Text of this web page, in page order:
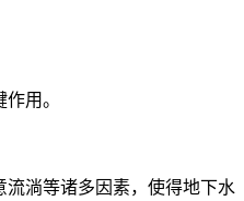
用。
淌等诸多因素，使得地下水